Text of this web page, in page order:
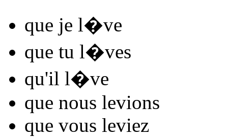
que je l�ve
que tu l�ves
qu'il l�ve
que nous levions
que vous leviez